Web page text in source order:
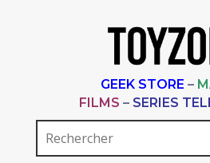
GEEK STORE –
FILMS – SERIES